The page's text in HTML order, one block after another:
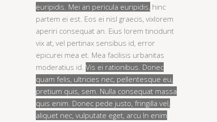
euripidis. Mei an pericula euripidis, hinc
partem ei est. Eos ei nisl graecis, vixlorem
aperiri consequat an. Eius lorem tincidunt
vix at, vel pertinax sensibus id, error
epicurei mea et. Mea facilisis urbanitas
moderatius id. Vis ei rationibus. Donec
quam felis, ultricies nec, pellentesque eu,
pretium quis, sem. Nulla consequat massa
quis enim. Donec pede justo, fringilla vel,
aliquet nec, vulputate eget, arcu In enim